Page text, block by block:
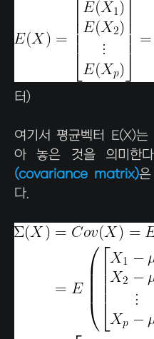
터)
여기서 평균벡터 E(X)
아 놓은 것을 의미한
(covariance matrix)
다.